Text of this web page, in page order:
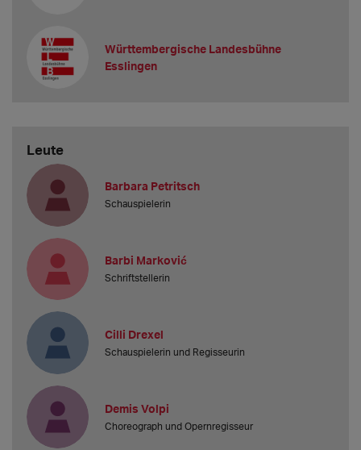
Württembergische Landesbühne
Esslingen
Leute
Barbara Petritsch
Schauspielerin
Barbi Marković
Schriftstellerin
Cilli Drexel
Schauspielerin und Regisseurin
Demis Volpi
Choreograph und Opernregisseur